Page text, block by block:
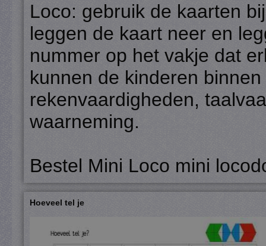
Loco: gebruik de kaarten
leggen de kaart neer en
nummer op het vakje dat
kunnen de kinderen
rekenvaardigheden,
waarneming.
Bestel Mini Loco mini
Hoeveel tel je